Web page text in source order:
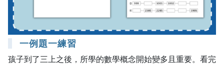
一例題一練習
孩子到了三上之後，所學的數學概念開始變多且重要。看完